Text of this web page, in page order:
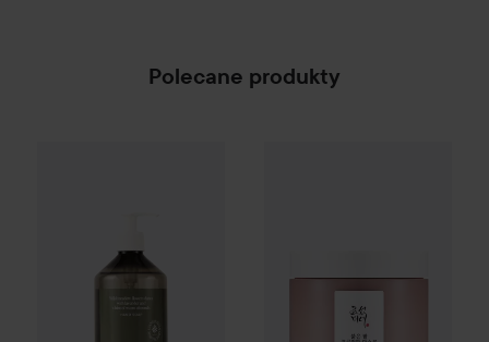
Polecane produkty